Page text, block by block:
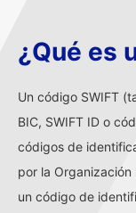
¿Qué es
Un código SWIFT
BIC, SWIFT ID o
códigos de
por la Organización
un código de